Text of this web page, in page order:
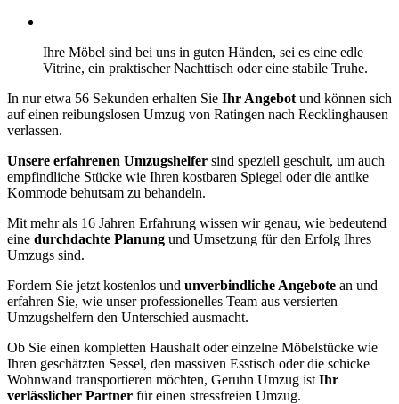
Ihre Möbel sind bei uns in guten Händen, sei es eine edle
Vitrine, ein praktischer Nachttisch oder eine stabile Truhe.
In nur etwa 56 Sekunden erhalten Sie Ihr Angebot und können sich
auf einen reibungslosen Umzug von Ratingen nach Recklinghausen
verlassen.
Unsere erfahrenen Umzugshelfer sind speziell geschult, um auch
empfindliche Stücke wie Ihren kostbaren Spiegel oder die antike
Kommode behutsam zu behandeln.
Mit mehr als 16 Jahren Erfahrung wissen wir genau, wie bedeutend
eine durchdachte Planung und Umsetzung für den Erfolg Ihres
Umzugs sind.
Fordern Sie jetzt kostenlos und unverbindliche Angebote an und
erfahren Sie, wie unser professionelles Team aus versierten
Umzugshelfern den Unterschied ausmacht.
Ob Sie einen kompletten Haushalt oder einzelne Möbelstücke wie
Ihren geschätzten Sessel, den massiven Esstisch oder die schicke
Wohnwand transportieren möchten, Geruhn Umzug ist Ihr
verlässlicher Partner für einen stressfreien Umzug.